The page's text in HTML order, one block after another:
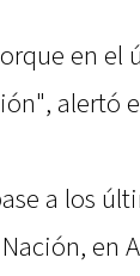
en el
alertó
a los
en